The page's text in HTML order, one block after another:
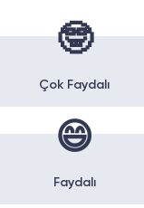
🤓
Çok Faydalı
😄
Faydalı